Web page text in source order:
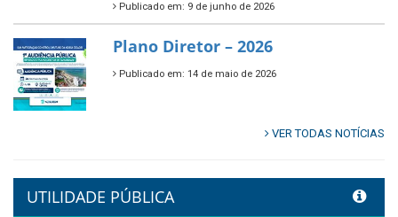
Publicado em: 9 de junho de 2026
🌿🚤 Semana Mundial do Meio
Ambiente em Tamandaré
alinhamento estratégico do
Conecta+ Tamandaré.